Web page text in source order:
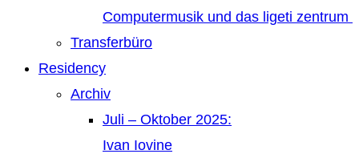
Computermusik und das ligeti zentrum
Transferbüro
Residency
Archiv
Juli – Oktober 2025:
Ivan Iovine